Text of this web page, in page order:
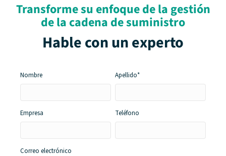
Transforme su enfoque de la gestión
de la cadena de suministro
Hable con un experto
Nombre Apellido*
Empresa Teléfono
Correo electrónico